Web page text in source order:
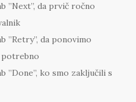
”Next”, da prvič ročno
”Retry”, da ponovimo
”Done”, ko smo zaključili s